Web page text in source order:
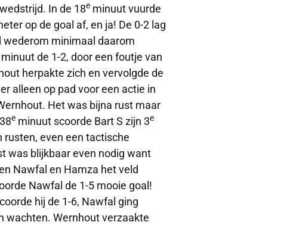
In de 18eminuut vuurde
op de goal af, en ja! De 0-2 lag
wederom minimaal daarom
de 1-2, door een foutje van
herpakte zich en vervolgde de
alleen op pad voor een actie in
Het was bijna rust maar
eminuut scoorde Bart S zijn 3e
rusten, even een tactische
was blijkbaar even nodig want
Nawfal en Hamza het veld
Nawfal de 1-5 mooie goal!
hij de 1-6, Nawfal ging
wachten. Wernhout verzaakte